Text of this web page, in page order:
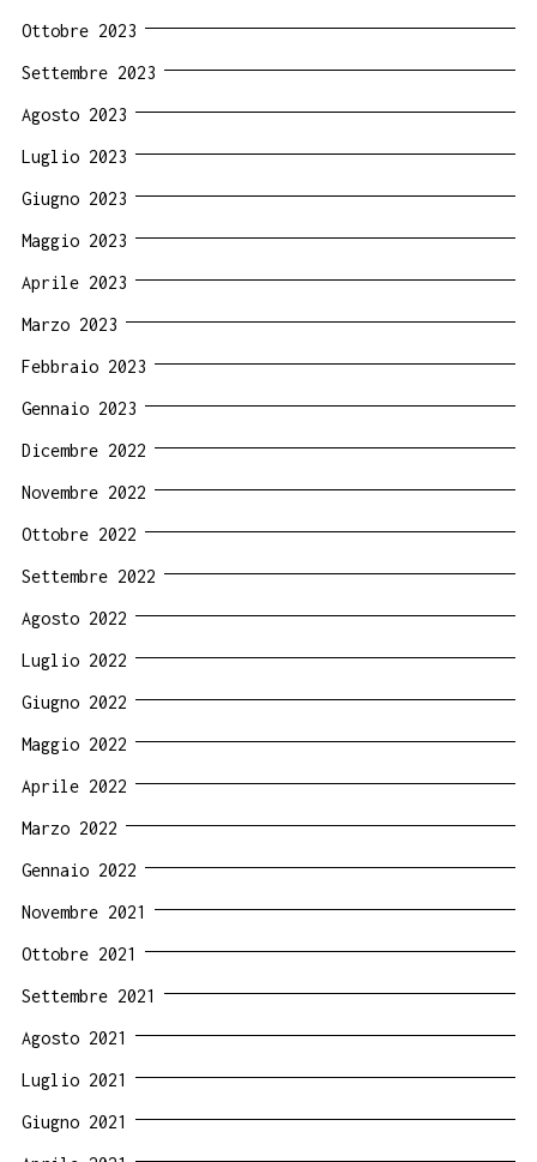
Ottobre 2023
Settembre 2023
Agosto 2023
Luglio 2023
Giugno 2023
Maggio 2023
Aprile 2023
Marzo 2023
Febbraio 2023
Gennaio 2023
Dicembre 2022
Novembre 2022
Ottobre 2022
Settembre 2022
Agosto 2022
Luglio 2022
Giugno 2022
Maggio 2022
Aprile 2022
Marzo 2022
Gennaio 2022
Novembre 2021
Ottobre 2021
Settembre 2021
Agosto 2021
Luglio 2021
Giugno 2021